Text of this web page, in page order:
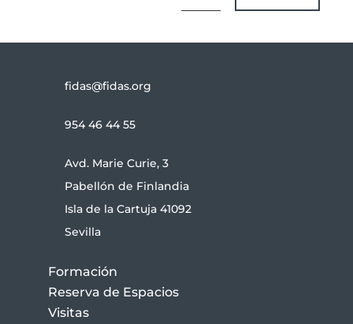
fidas@fidas.org
954 46 44 55
Avd. Marie Curie, 3
Pabellón de Finlandia
Isla de la Cartuja 41092
Sevilla
Formación
Reserva de Espacios
Visitas